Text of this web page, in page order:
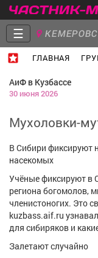
☰
ГЛАВНАЯ
Объявления
Работа
АиФ в Кузбассе
30 июня 2026
Мухоловки-
В Сибири фиксируют
насекомых
Учёные фиксируют в
региона богомолов,
членистоногих. Это
kuzbass.aif.ru
для сибиряков и
Залетают случайно